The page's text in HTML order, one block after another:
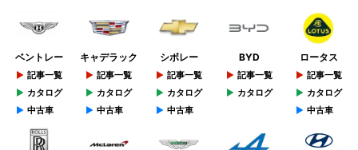
ベントレー
記事一覧
カタログ
中古車
キャデラック
記事一覧
カタログ
中古車
シボレー
記事一覧
カタログ
中古車
BYD
記事一覧
カタログ
ロータス
記事一覧
カタログ
中古車